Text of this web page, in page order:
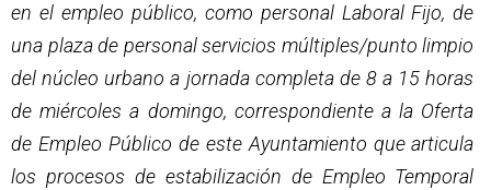
en el empleo público, como personal Laboral Fijo, de
una plaza de personal servicios múltiples/punto limpio
del núcleo urbano a jornada completa de 8 a 15 horas
de miércoles a domingo, correspondiente a la Oferta
de Empleo Público de este Ayuntamiento que articula
los procesos de estabilización de Empleo Temporal